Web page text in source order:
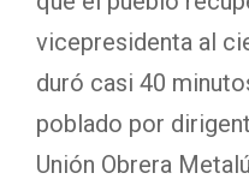
vicepresidenta al
duró casi 40
poblado por
Unión Obrera